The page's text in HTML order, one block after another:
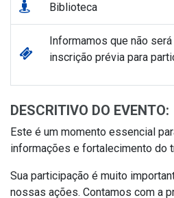
Biblioteca
Informamos que não
inscrição prévia para
DESCRITIVO DO EVENTO:
Este é um momento essencial
informações e fortalecimento do
Sua participação é muito
nossas ações. Contamos com a